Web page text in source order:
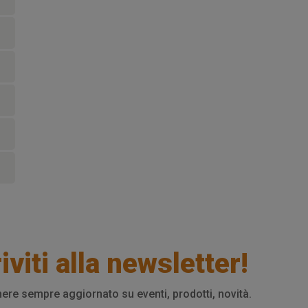
alla newsletter!
sempre aggiornato su eventi, prodotti, novità.